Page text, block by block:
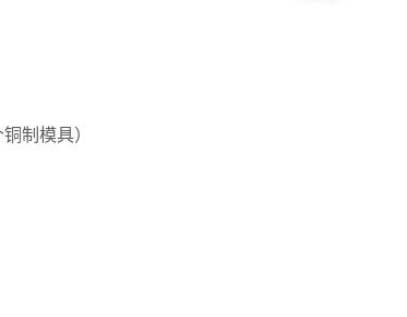
制模具）